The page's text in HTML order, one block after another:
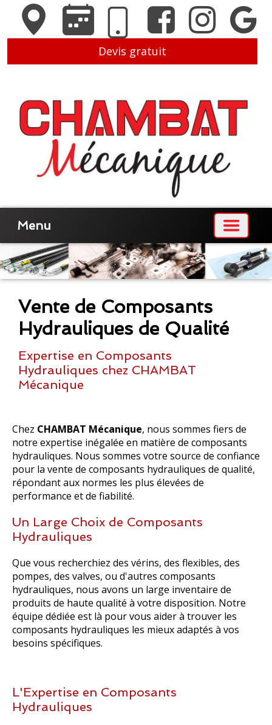
Devis gratuit
Menu
Vente de Composants
Hydrauliques de Qualité
Expertise en Composants
Hydrauliques chez CHAMBAT
Mécanique
Chez CHAMBAT Mécanique, nous sommes fiers de
notre expertise inégalée en matière de composants
hydrauliques. Nous sommes votre source de confiance
pour la vente de composants hydrauliques de qualité,
répondant aux normes les plus élevées de
performance et de fiabilité.
Un Large Choix de Composants
Hydrauliques
Que vous recherchiez des vérins, des flexibles, des
pompes, des valves, ou d'autres composants
hydrauliques, nous avons un large inventaire de
produits de haute qualité à votre disposition. Notre
équipe dédiée est là pour vous aider à trouver les
composants hydrauliques les mieux adaptés à vos
besoins spécifiques.
L'Expertise en Composants
Hydrauliques